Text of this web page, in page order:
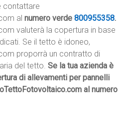
contattare
alnumero verde800955358.
valuterà la copertura in base
Se il tetto è idoneo,
proporrà un contratto di
del tetto.Se la tua azienda è
di allevamenti per pannelli
al numero